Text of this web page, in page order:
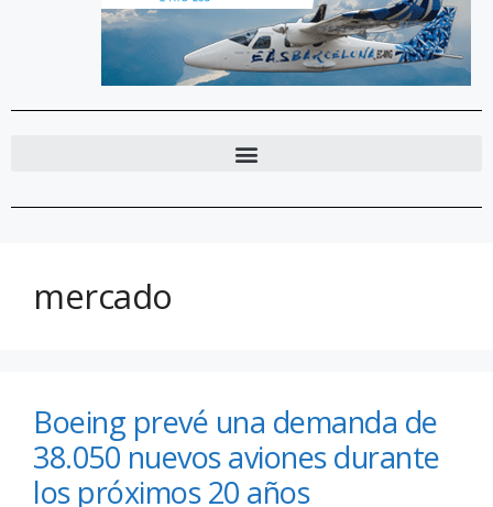
mercado
Boeing prevé una demanda de
38.050 nuevos aviones durante
los próximos 20 años